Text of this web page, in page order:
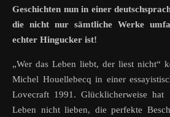
Geschichten nun in einer
die nicht nur sämtliche Werke
echter Hingucker ist!
„Wer das Leben liebt, der liest nicht“
Michel Houellebecq in einer
Lovecraft 1991. Glücklicherweise
Leben nicht lieben, die perfekte